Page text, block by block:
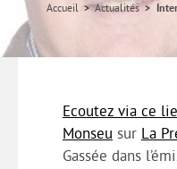
Accueil
Actualités
Ecoutez via ce
Monseu sur La
Gassée dans